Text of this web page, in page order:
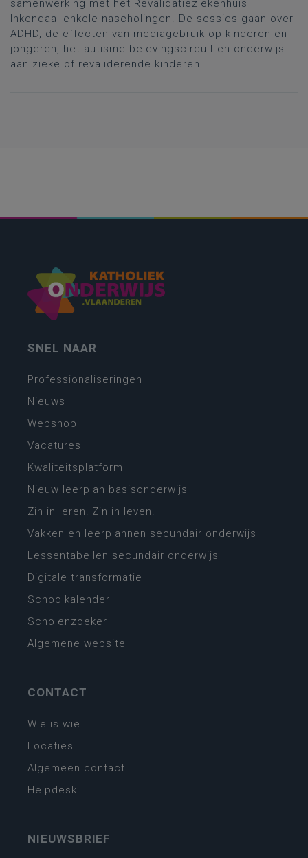
samenwerking met het Revalidatieziekenhuis
Inkendaal enkele nascholingen. De sessies gaan over
ADHD, de effecten van mediagebruik op kinderen en
jongeren, het autisme belevingscircuit en onderwijs
aan zieke of revaliderende kinderen.
SNEL NAAR
Professionaliseringen
Nieuws
Webshop
Vacatures
Kwaliteitsplatform
Nieuw leerplan basisonderwijs
Zin in leren! Zin in leven!
Vakken en leerplannen secundair onderwijs
Lessentabellen secundair onderwijs
Digitale transformatie
Schoolkalender
Scholenzoeker
Algemene website
CONTACT
Wie is wie
Locaties
Algemeen contact
Helpdesk
NIEUWSBRIEF